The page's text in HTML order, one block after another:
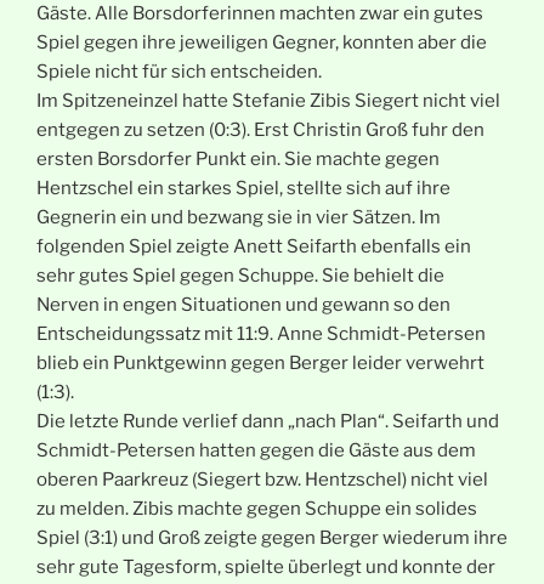
Gäste. Alle Borsdorferinnen machten zwar ein gutes
Spiel gegen ihre jeweiligen Gegner, konnten aber die
Spiele nicht für sich entscheiden.
Im Spitzeneinzel hatte Stefanie Zibis Siegert nicht viel
entgegen zu setzen (0:3). Erst Christin Groß fuhr den
ersten Borsdorfer Punkt ein. Sie machte gegen
Hentzschel ein starkes Spiel, stellte sich auf ihre
Gegnerin ein und bezwang sie in vier Sätzen. Im
folgenden Spiel zeigte Anett Seifarth ebenfalls ein
sehr gutes Spiel gegen Schuppe. Sie behielt die
Nerven in engen Situationen und gewann so den
Entscheidungssatz mit 11:9. Anne Schmidt-Petersen
blieb ein Punktgewinn gegen Berger leider verwehrt
(1:3).
Die letzte Runde verlief dann „nach Plan“. Seifarth und
Schmidt-Petersen hatten gegen die Gäste aus dem
oberen Paarkreuz (Siegert bzw. Hentzschel) nicht viel
zu melden. Zibis machte gegen Schuppe ein solides
Spiel (3:1) und Groß zeigte gegen Berger wiederum ihre
sehr gute Tagesform, spielte überlegt und konnte der